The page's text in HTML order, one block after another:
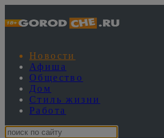
Новости
Афиша
Общество
Дом
Стиль жизни
Работа